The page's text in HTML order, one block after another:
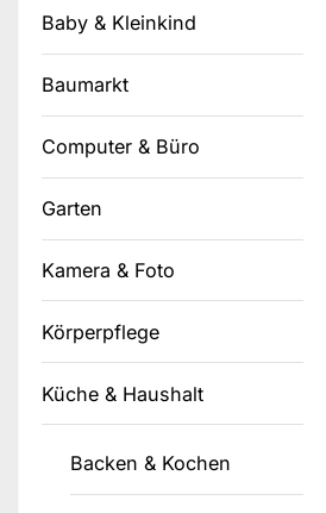
Baby & Kleinkind
Baumarkt
Computer & Büro
Garten
Kamera & Foto
Körperpflege
Küche & Haushalt
Backen & Kochen